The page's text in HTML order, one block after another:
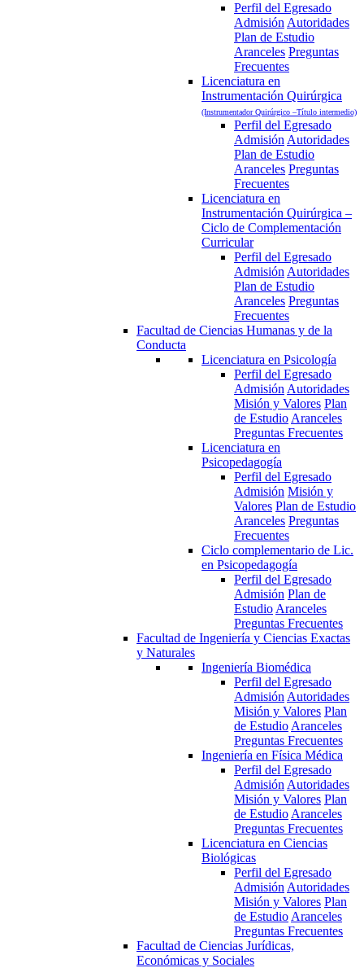
Perfil del Egresado
Admisión Autoridades
Plan de Estudio
Aranceles Preguntas
Frecuentes
Licenciatura en
Instrumentación Quirúrgica
(Instrumentador Quirúrgico –Título intermedio)
Perfil del Egresado
Admisión Autoridades
Plan de Estudio
Aranceles Preguntas
Frecuentes
Licenciatura en
Instrumentación Quirúrgica –
Ciclo de Complementación
Curricular
Perfil del Egresado
Admisión Autoridades
Plan de Estudio
Aranceles Preguntas
Frecuentes
Facultad de Ciencias Humanas y de la
Conducta
Licenciatura en Psicología
Perfil del Egresado
Admisión Autoridades
Misión y Valores Plan
de Estudio Aranceles
Preguntas Frecuentes
Licenciatura en
Psicopedagogía
Perfil del Egresado
Admisión Misión y
Valores Plan de Estudio
Aranceles Preguntas
Frecuentes
Ciclo complementario de Lic.
en Psicopedagogía
Perfil del Egresado
Admisión Plan de
Estudio Aranceles
Preguntas Frecuentes
Facultad de Ingeniería y Ciencias Exactas
y Naturales
Ingeniería Biomédica
Perfil del Egresado
Admisión Autoridades
Misión y Valores Plan
de Estudio Aranceles
Preguntas Frecuentes
Ingeniería en Física Médica
Perfil del Egresado
Admisión Autoridades
Misión y Valores Plan
de Estudio Aranceles
Preguntas Frecuentes
Licenciatura en Ciencias
Biológicas
Perfil del Egresado
Admisión Autoridades
Misión y Valores Plan
de Estudio Aranceles
Preguntas Frecuentes
Facultad de Ciencias Jurídicas,
Económicas y Sociales